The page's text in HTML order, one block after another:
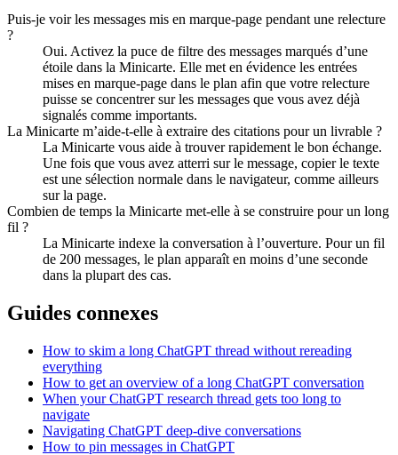
Puis-je voir les messages mis en marque-page pendant une relecture
?
Oui. Activez la puce de filtre des messages marqués d’une
étoile dans la Minicarte. Elle met en évidence les entrées
mises en marque-page dans le plan afin que votre relecture
puisse se concentrer sur les messages que vous avez déjà
signalés comme importants.
La Minicarte m’aide-t-elle à extraire des citations pour un livrable ?
La Minicarte vous aide à trouver rapidement le bon échange.
Une fois que vous avez atterri sur le message, copier le texte
est une sélection normale dans le navigateur, comme ailleurs
sur la page.
Combien de temps la Minicarte met-elle à se construire pour un long
fil ?
La Minicarte indexe la conversation à l’ouverture. Pour un fil
de 200 messages, le plan apparaît en moins d’une seconde
dans la plupart des cas.
Guides connexes
How to skim a long ChatGPT thread without rereading
everything
How to get an overview of a long ChatGPT conversation
When your ChatGPT research thread gets too long to
navigate
Navigating ChatGPT deep-dive conversations
How to pin messages in ChatGPT